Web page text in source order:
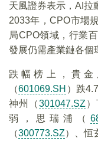
天風證券表示，AI拉
2033年，CPO市場
局CPO領域，行業
發展仍需產業鏈各個
跌幅榜上，貴
（601069.SH ）跌
神州（301047.SZ
弱，思瑞浦（
（300773.SZ）、恒